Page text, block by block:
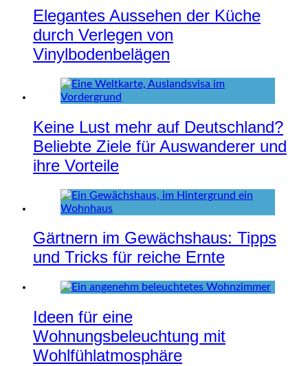
Elegantes Aussehen der Küche
durch Verlegen von
Vinylbodenbelägen
Keine Lust mehr auf Deutschland?
Beliebte Ziele für Auswanderer und
ihre Vorteile
Gärtnern im Gewächshaus: Tipps
und Tricks für reiche Ernte
Ideen für eine
Wohnungsbeleuchtung mit
Wohlfühlatmosphäre